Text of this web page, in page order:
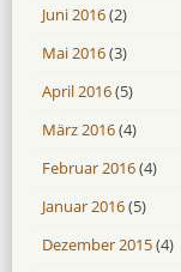
Juni 2016(2)
Mai 2016(3)
April 2016(5)
März 2016(4)
Februar 2016(4)
Januar 2016(5)
Dezember 2015(4)